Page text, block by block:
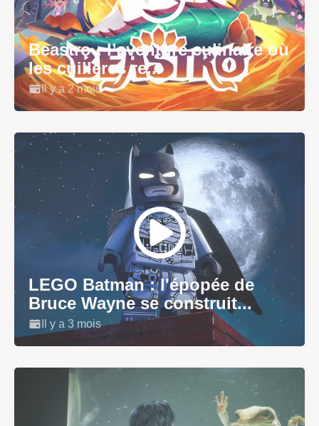
Beastro : l’aventure culinaire où
les cuillères re...
Il y a 2 mois
LEGO Batman : l'épopée de
Bruce Wayne se construit...
Il y a 3 mois